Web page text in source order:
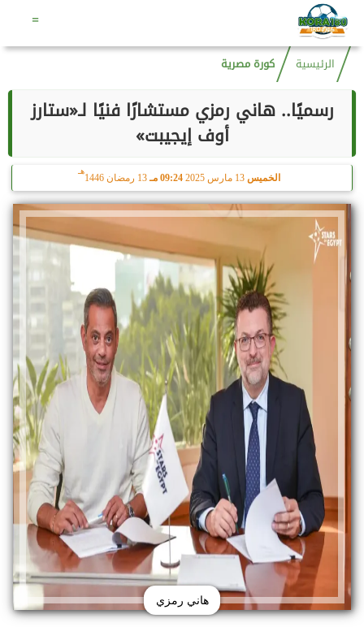
=
الرئيسية كورة مصرية
رسميًا.. هاني رمزي مستشارًا فنيًا لـ«ستارز
أوف إيجيبت»
الخميس 13 مارس 2025 09:24 مـ 13 رمضان 1446
هـ
هاني رمزي